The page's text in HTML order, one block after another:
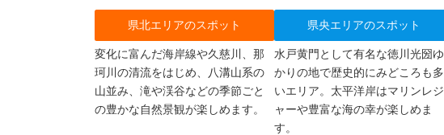
県北エリアのスポット
変化に富んだ海岸線や久慈川、那
珂川の清流をはじめ、八溝山系の
山並み、滝や渓谷などの季節ごと
の豊かな自然景観が楽しめます。
県央エリアのスポット
水戸黄門として有名な徳川光圀ゆ
かりの地で歴史的にみどころも多
いエリア。太平洋岸はマリンレジ
ャーや豊富な海の幸が楽しめま
す。